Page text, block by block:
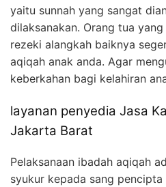
yaitu sunnah yang sangat
dilaksanakan. Orang tua
rezeki alangkah baiknya
aqiqah anak anda. Agar
keberkahan bagi kelahiran
layanan penyedia Jasa
Jakarta Barat
Pelaksanaan ibadah aqiqah
syukur kepada sang pencipta